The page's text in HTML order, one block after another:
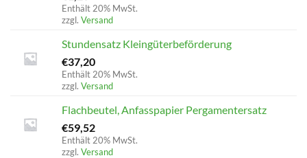
Enthält 20% MwSt.
zzgl. Versand
Stundensatz Kleingüterbeförderung
€37,20
Enthält 20% MwSt.
zzgl. Versand
Flachbeutel, Anfasspapier Pergamentersatz
€59,52
Enthält 20% MwSt.
zzgl. Versand